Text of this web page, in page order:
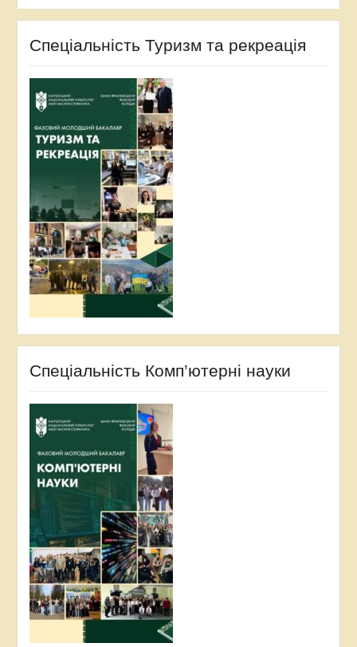
Спеціальність Туризм та рекреація
Спеціальність Комп’ютерні науки